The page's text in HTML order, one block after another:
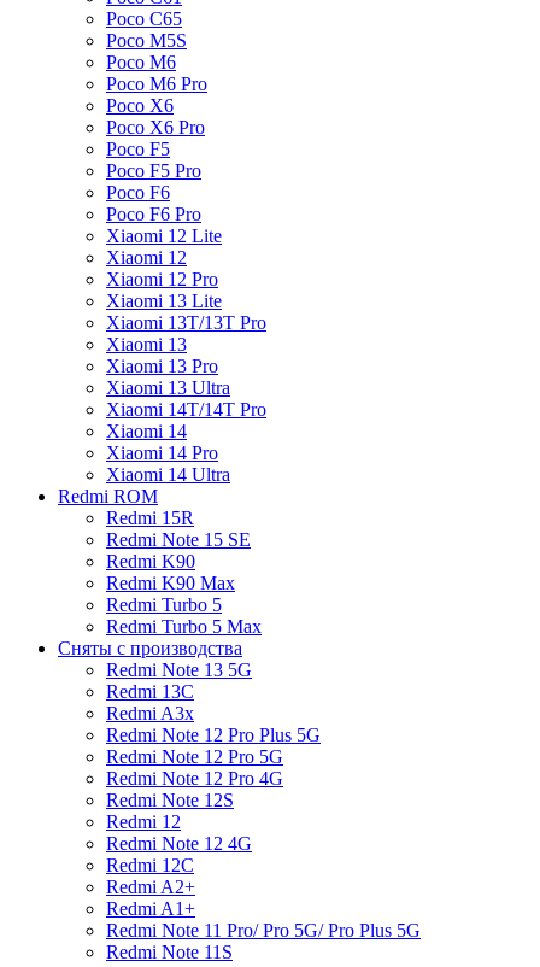
Poco C65
Poco M5S
Poco M6
Poco M6 Pro
Poco X6
Poco X6 Pro
Poco F5
Poco F5 Pro
Poco F6
Poco F6 Pro
Xiaomi 12 Lite
Xiaomi 12
Xiaomi 12 Pro
Xiaomi 13 Lite
Xiaomi 13T/13T Pro
Xiaomi 13
Xiaomi 13 Pro
Xiaomi 13 Ultra
Xiaomi 14T/14T Pro
Xiaomi 14
Xiaomi 14 Pro
Xiaomi 14 Ultra
Redmi ROM
Redmi 15R
Redmi Note 15 SE
Redmi K90
Redmi K90 Max
Redmi Turbo 5
Redmi Turbo 5 Max
Сняты с производства
Redmi Note 13 5G
Redmi 13C
Redmi A3x
Redmi Note 12 Pro Plus 5G
Redmi Note 12 Pro 5G
Redmi Note 12 Pro 4G
Redmi Note 12S
Redmi 12
Redmi Note 12 4G
Redmi 12C
Redmi A2+
Redmi A1+
Redmi Note 11 Pro/ Pro 5G/ Pro Plus 5G
Redmi Note 11S